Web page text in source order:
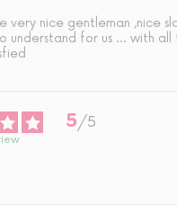
very nice gentleman ,nice
understand for us ... with all
5/5